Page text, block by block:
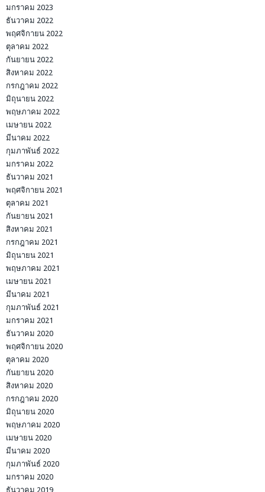
มกราคม 2023
ธันวาคม 2022
พฤศจิกายน 2022
ตุลาคม 2022
กันยายน 2022
สิงหาคม 2022
กรกฎาคม 2022
มิถุนายน 2022
พฤษภาคม 2022
เมษายน 2022
มีนาคม 2022
กุมภาพันธ์ 2022
มกราคม 2022
ธันวาคม 2021
พฤศจิกายน 2021
ตุลาคม 2021
กันยายน 2021
สิงหาคม 2021
กรกฎาคม 2021
มิถุนายน 2021
พฤษภาคม 2021
เมษายน 2021
มีนาคม 2021
กุมภาพันธ์ 2021
มกราคม 2021
ธันวาคม 2020
พฤศจิกายน 2020
ตุลาคม 2020
กันยายน 2020
สิงหาคม 2020
กรกฎาคม 2020
มิถุนายน 2020
พฤษภาคม 2020
เมษายน 2020
มีนาคม 2020
กุมภาพันธ์ 2020
มกราคม 2020
ธันวาคม 2019